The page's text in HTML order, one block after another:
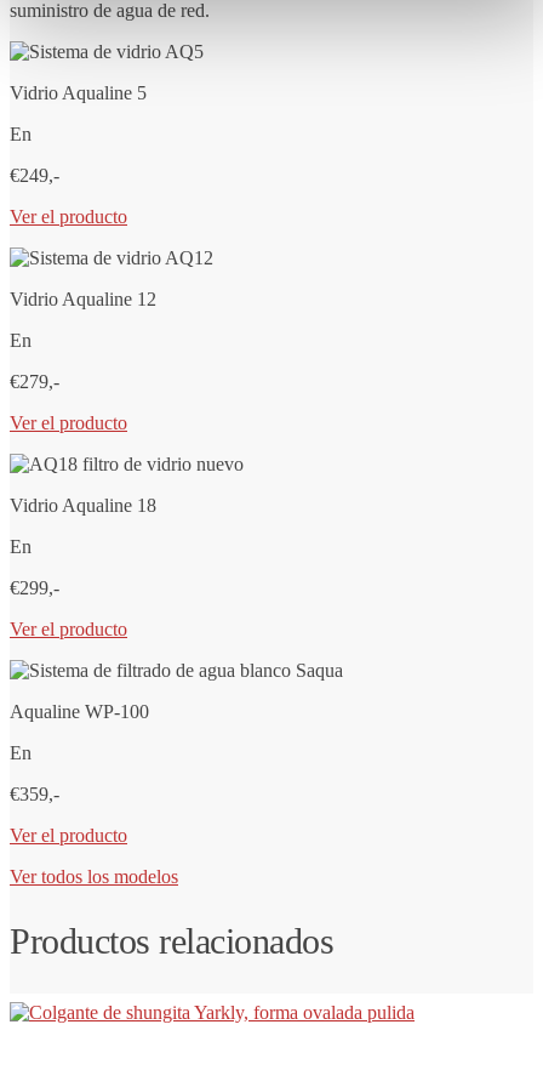
suministro de agua de red.
Vidrio Aqualine 5
En
€249,-
Ver el producto
Vidrio Aqualine 12
En
€279,-
Ver el producto
Vidrio Aqualine 18
En
€299,-
Ver el producto
Aqualine WP-100
En
€359,-
Ver el producto
Ver todos los modelos
Productos relacionados